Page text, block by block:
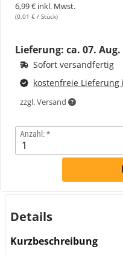
6,99 € inkl. Mwst.
(0,01 € / Stück)
Lieferung: ca. 07. Aug.
Sofort versandfertig
kostenfreie Lieferung
zzgl. Versand
Anzahl:
Details
Kurzbeschreibung